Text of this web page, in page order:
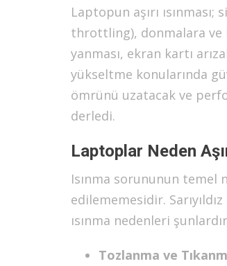
Laptopun aşırı
throttling), donmalara ve
yanması, ekran kartı
yükseltme konularında
ömrünü uzatacak ve
derledi.
Laptoplar Neden
Isınma sorununun temel
edilememesidir.
ısınma nedenleri
Tozlanma ve